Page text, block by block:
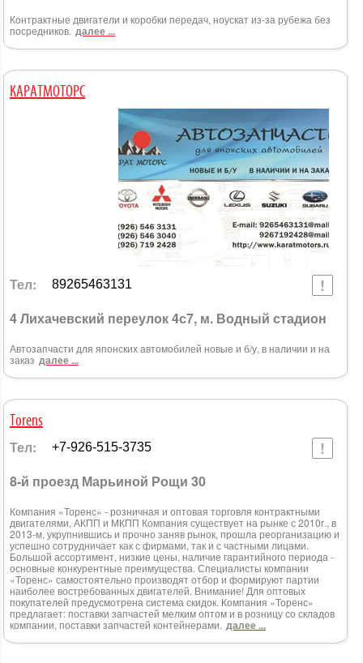
Контрактные двигатели и коробки передач, ноускат из-за рубежа без
посредников. далее ...
КАРАТМОТОРС
Тел: 89265463131
4 Лихачевский переулок 4с7, м. Водный стадион
Автозапчасти для японских автомобилей новые и б/у, в наличии и на
заказ далее ...
Torens
Тел: +7-926-515-3735
8-й проезд Марьиной Рощи 30
Компания «Торенс» - розничная и оптовая торговля контрактными
двигателями, АКПП и МКПП Компания существует на рынке с 2010г., в
2013-м, укрупнившись и прочно заняв рынок, прошла реорганизацию и
успешно сотрудничает как с фирмами, так и с частными лицами.
Большой ассортимент, низкие цены, наличие гарантийного периода -
основные конкурентные преимущества. Специалисты компании
«Торенс» самостоятельно производят отбор и формируют партии
наиболее востребованных двигателей. Внимание! Для оптовых
покупателей предусмотрена система скидок. Компания «Торенс»
предлагает: поставки запчастей мелким оптом и в розницу со складов
компании, поставки запчастей контейнерами. далее ...